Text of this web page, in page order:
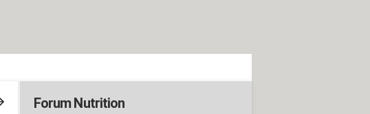
Forum Nutrition